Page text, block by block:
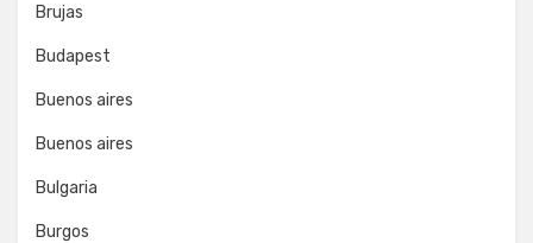
Brujas
Budapest
Buenos aires
Buenos aires
Bulgaria
Burgos